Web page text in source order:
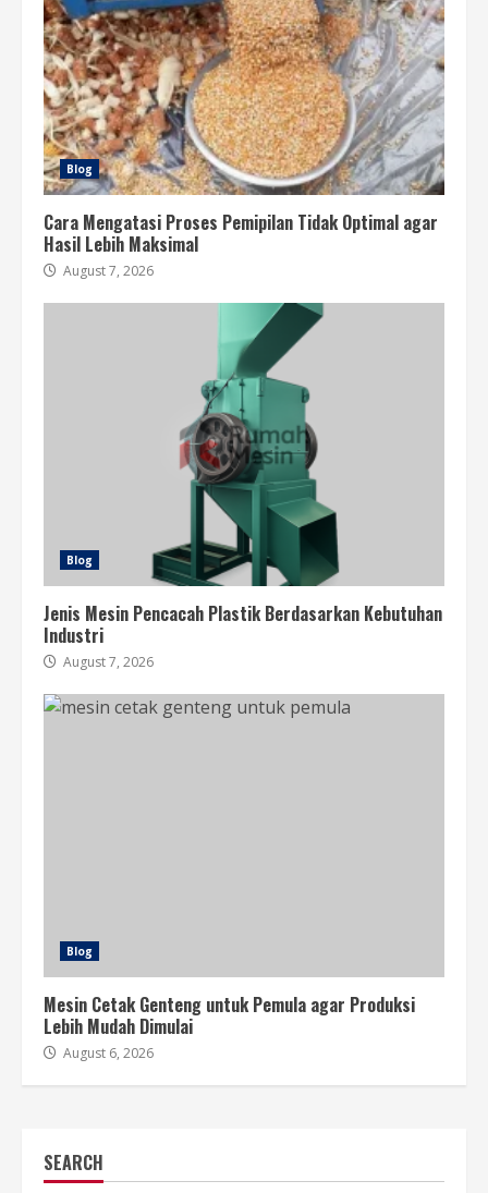
Blog
Cara Mengatasi Proses Pemipilan Tidak Optimal agar
Hasil Lebih Maksimal
August 7, 2026
Blog
Jenis Mesin Pencacah Plastik Berdasarkan Kebutuhan
Industri
August 7, 2026
Blog
Mesin Cetak Genteng untuk Pemula agar Produksi
Lebih Mudah Dimulai
August 6, 2026
SEARCH